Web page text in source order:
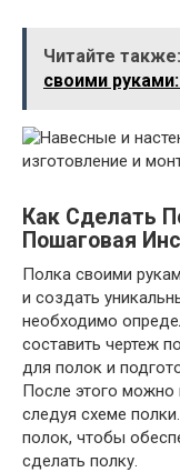
Читайте также:
своими
Как Сделать
Пошаговая
Полка своими
и создать
необходимо
составить чертеж
для полок и
После этого можно
следуя схеме
полок, чтобы
сделать полку.